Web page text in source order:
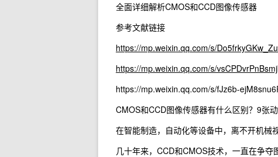
全面详细解析CMOS和CCD图像传感器
参考文献链接
https://mp.weixin.qq.com/s/
https://mp.weixin.qq.com/s/
https://mp.weixin.qq.com/s/fJz6b-
CMOS和CCD图像传感器有什么区别？9张
在智能制造，自动化等设备中，离不开机械
几十年来，CCD和CMOS技术，一直在争夺